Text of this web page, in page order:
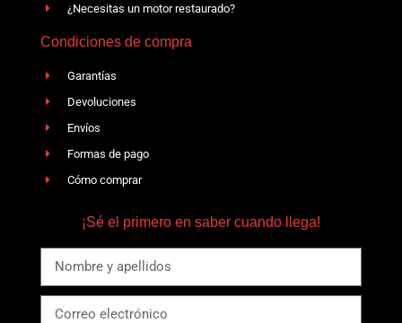
¿Necesitas un motor restaurado?
Condiciones de compra
Garantías
Devoluciones
Envíos
Formas de pago
Cómo comprar
¡Sé el primero en saber cuando llega!